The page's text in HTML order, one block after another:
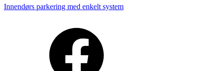
Innendørs parkering med enkelt system